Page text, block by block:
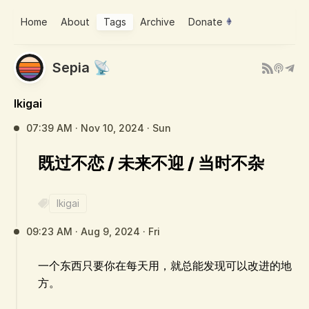
Sepia 📡
Ikigai
07:39 AM · Nov 10, 2024 · Sun
既过不恋 / 未来不迎 / 当时不杂
Ikigai
09:23 AM · Aug 9, 2024 · Fri
一个东西只要你在每天用，就总能发现可以改进的地
方。
Home About Tags Archive Donate